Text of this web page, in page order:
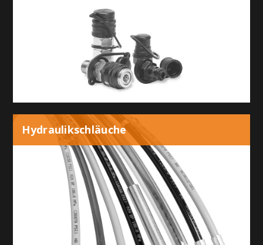
Hydraulikschläuche